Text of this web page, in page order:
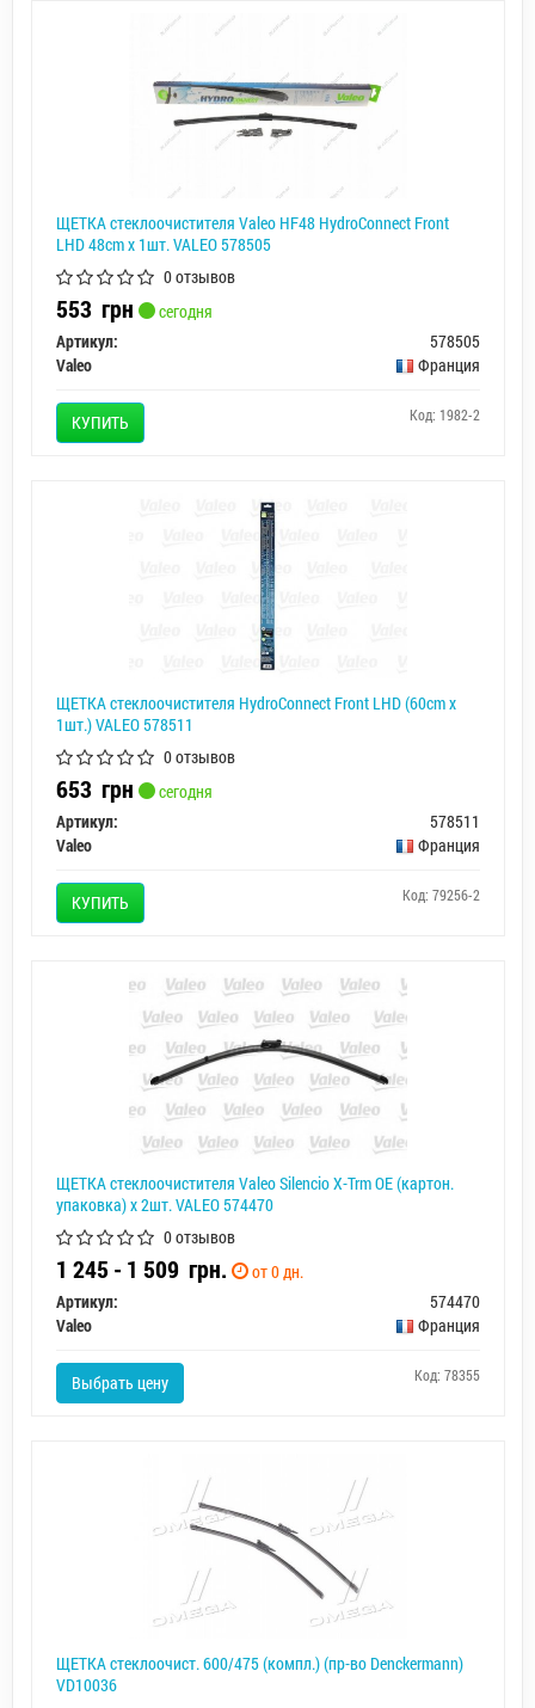
ЩЕТКА стеклоочистителя Valeo HF48 HydroConnect Front
LHD 48cm x 1шт. VALEO 578505
0 отзывов
553 грн
сегодня
Артикул:
578505
Valeo
Франция
КУПИТЬ Код: 1982-2
ЩЕТКА стеклоочистителя HydroConnect Front LHD (60cm x
1шт.) VALEO 578511
0 отзывов
653 грн
сегодня
Артикул:
578511
Valeo
Франция
КУПИТЬ Код: 79256-2
ЩЕТКА стеклоочистителя Valeo Silencio X-Trm OE (картон.
упаковка) x 2шт. VALEO 574470
0 отзывов
1 245 - 1 509 грн.
от 0 дн.
Артикул:
574470
Valeo
Франция
Выбрать цену Код: 78355
ЩЕТКА стеклоочист. 600/475 (компл.) (пр-во Denckermann)
VD10036